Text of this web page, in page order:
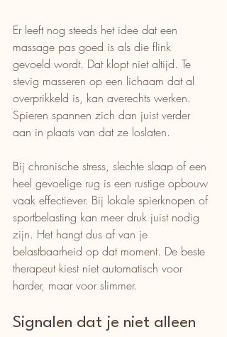
Er leeft nog steeds het idee dat een
massage pas goed is als die flink
gevoeld wordt. Dat klopt niet altijd. Te
stevig masseren op een lichaam dat al
overprikkeld is, kan averechts werken.
Spieren spannen zich dan juist verder
aan in plaats van dat ze loslaten.
Bij chronische stress, slechte slaap of een
heel gevoelige rug is een rustige opbouw
vaak effectiever. Bij lokale spierknopen of
sportbelasting kan meer druk juist nodig
zijn. Het hangt dus af van je
belastbaarheid op dat moment. De beste
therapeut kiest niet automatisch voor
harder, maar voor slimmer.
Signalen dat je niet alleen